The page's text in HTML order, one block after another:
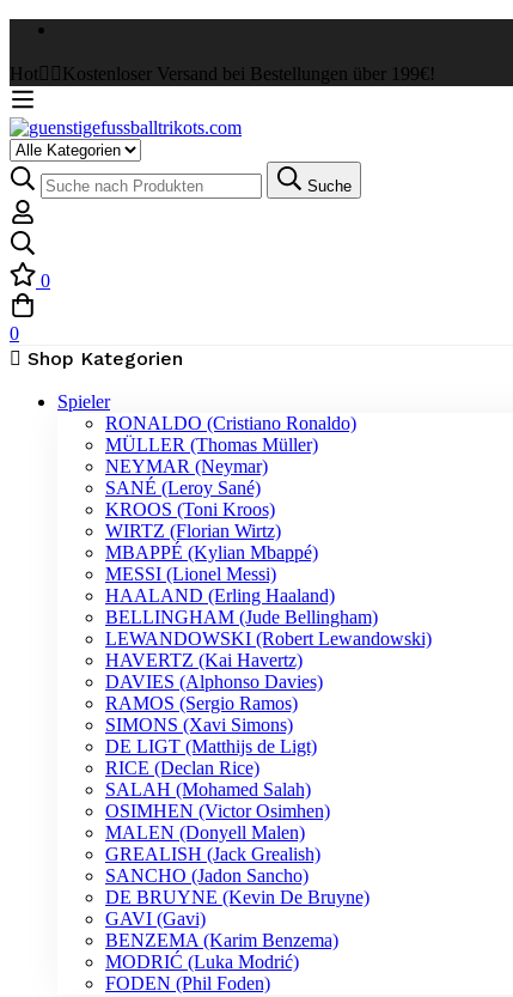
Hot ✌🏼Kostenloser Versand bei Bestellungen über 199€!
Select
a
Category
Suche
nach:
Suche
0
0
Shop Kategorien
Spieler
RONALDO (Cristiano Ronaldo)
MÜLLER (Thomas Müller)
NEYMAR (Neymar)
SANÉ (Leroy Sané)
KROOS (Toni Kroos)
WIRTZ (Florian Wirtz)
MBAPPÉ (Kylian Mbappé)
MESSI (Lionel Messi)
HAALAND (Erling Haaland)
BELLINGHAM (Jude Bellingham)
LEWANDOWSKI (Robert Lewandowski)
HAVERTZ (Kai Havertz)
DAVIES (Alphonso Davies)
RAMOS (Sergio Ramos)
SIMONS (Xavi Simons)
DE LIGT (Matthijs de Ligt)
RICE (Declan Rice)
SALAH (Mohamed Salah)
OSIMHEN (Victor Osimhen)
MALEN (Donyell Malen)
GREALISH (Jack Grealish)
SANCHO (Jadon Sancho)
DE BRUYNE (Kevin De Bruyne)
GAVI (Gavi)
BENZEMA (Karim Benzema)
MODRIĆ (Luka Modrić)
FODEN (Phil Foden)